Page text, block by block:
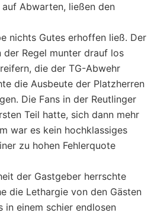
Abwarten, ließen den
nichts Gutes erhoffen ließ. Der
Regel munter drauf los
die der TG-Abwehr
die Ausbeute der Platzherren
Die Fans in der Reutlinger
Teil hatte, sich dann mehr
war es kein hochklassiges
zu hohen Fehlerquote
der Gastgeber herrschte
die Lethargie von den Gästen
in einem schier endlosen